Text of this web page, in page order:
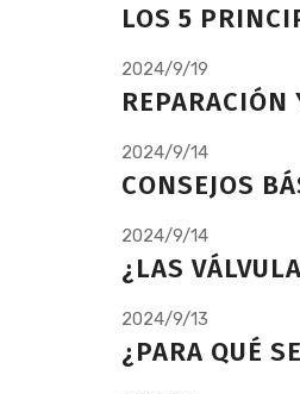
LOS 5
2024/9/19
REPARACIÓN
2024/9/14
CONSEJOS
2024/9/14
¿LAS
2024/9/13
¿PARA QUÉ